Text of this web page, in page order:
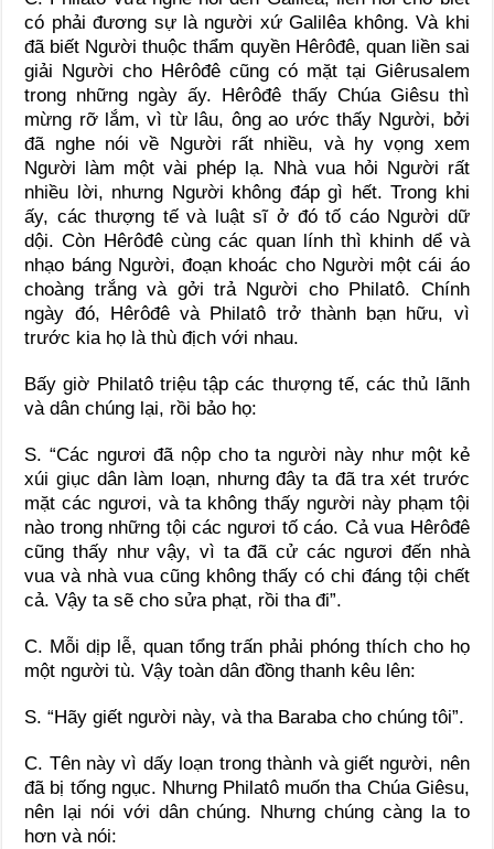
có phải đương sự là người xứ Galilêa không. Và khi
đã biết Người thuộc thẩm quyền Hêrôđê, quan liền sai
giải Người cho Hêrôđê cũng có mặt tại Giêrusalem
trong những ngày ấy. Hêrôđê thấy Chúa Giêsu thì
mừng rỡ lắm, vì từ lâu, ông ao ước thấy Người, bởi
đã nghe nói về Người rất nhiều, và hy vọng xem
Người làm một vài phép lạ. Nhà vua hỏi Người rất
nhiều lời, nhưng Người không đáp gì hết. Trong khi
ấy, các thượng tế và luật sĩ ở đó tố cáo Người dữ
dội. Còn Hêrôđê cùng các quan lính thì khinh dể và
nhạo báng Người, đoạn khoác cho Người một cái áo
choàng trắng và gởi trả Người cho Philatô. Chính
ngày đó, Hêrôđê và Philatô trở thành bạn hữu, vì
trước kia họ là thù địch với nhau.
Bấy giờ Philatô triệu tập các thượng tế, các thủ lãnh
và dân chúng lại, rồi bảo họ:
S. “Các ngươi đã nộp cho ta người này như một kẻ
xúi giục dân làm loạn, nhưng đây ta đã tra xét trước
mặt các ngươi, và ta không thấy người này phạm tội
nào trong những tội các ngươi tố cáo. Cả vua Hêrôđê
cũng thấy như vậy, vì ta đã cử các ngươi đến nhà
vua và nhà vua cũng không thấy có chi đáng tội chết
cả. Vậy ta sẽ cho sửa phạt, rồi tha đi”.
C. Mỗi dịp lễ, quan tổng trấn phải phóng thích cho họ
một người tù. Vậy toàn dân đồng thanh kêu lên:
S. “Hãy giết người này, và tha Baraba cho chúng tôi”.
C. Tên này vì dấy loạn trong thành và giết người, nên
đã bị tống ngục. Nhưng Philatô muốn tha Chúa Giêsu,
nên lại nói với dân chúng. Nhưng chúng càng la to
hơn và nói: